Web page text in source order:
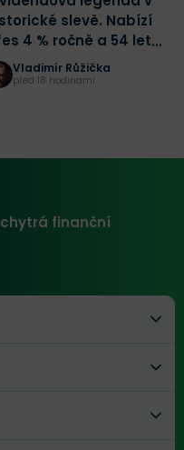
slevě. Nabízí
4 % ročně a 54 let
dividendy
Vladimír Růžička
před 18 hodinami
finanční